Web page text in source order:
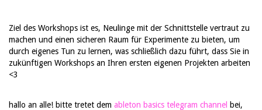
Ziel des Workshops ist es, Neulinge mit der Schnittstelle vertraut zu
machen und einen sicheren Raum für Experimente zu bieten, um
durch eigenes Tun zu lernen, was schließlich dazu führt, dass Sie in
zukünftigen Workshops an Ihren ersten eigenen Projekten arbeiten
<3
hallo an alle! bitte tretet dem ableton basics telegram channel bei,